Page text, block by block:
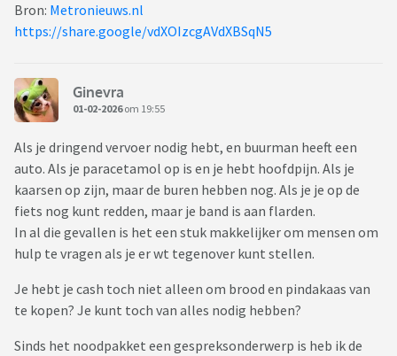
Bron: Metronieuws.nl
https://share.google/vdXOIzcgAVdXBSqN5
Ginevra
01-02-2026om 19:55
Als je dringend vervoer nodig hebt, en buurman heeft een
auto. Als je paracetamol op is en je hebt hoofdpijn. Als je
kaarsen op zijn, maar de buren hebben nog. Als je je op de
fiets nog kunt redden, maar je band is aan flarden.
In al die gevallen is het een stuk makkelijker om mensen om
hulp te vragen als je er wt tegenover kunt stellen.
Je hebt je cash toch niet alleen om brood en pindakaas van
te kopen? Je kunt toch van alles nodig hebben?
Sinds het noodpakket een gespreksonderwerp is heb ik de